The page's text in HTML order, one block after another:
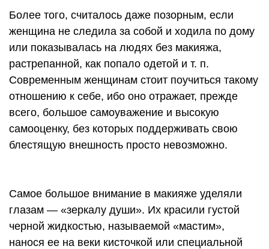
Более того, считалось даже позорным, если
женщина не следила за собой и ходила по дому
или показывалась на людях без макияжа,
растрепанной, как попало одетой и т. п.
Современным женщинам стоит поучиться такому
отношению к себе, ибо оно отражает, прежде
всего, большое самоуважение и высокую
самооценку, без которых поддерживать свою
блестящую внешность просто невозможно.
Самое большое внимание в макияже уделяли
глазам — «зеркалу души». Их красили густой
черной жидкостью, называемой «мастим»,
нанося ее на веки кисточкой или специальной